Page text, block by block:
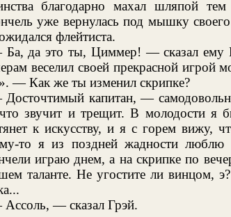
благодарно махал шляпой
уже вернулась под мышку
флейтиста.
да это ты, Циммер! — сказал ему
веселил своей прекрасной игрой
— Как же ты изменил скрипке?
капитан, —
звучит и трещит. В молодости я
к искусству, и я с горем вижу,
то я из поздней жадности
играю днем, а на скрипке по
таланте. Не угостите ли винцом,
— сказал Грэй.